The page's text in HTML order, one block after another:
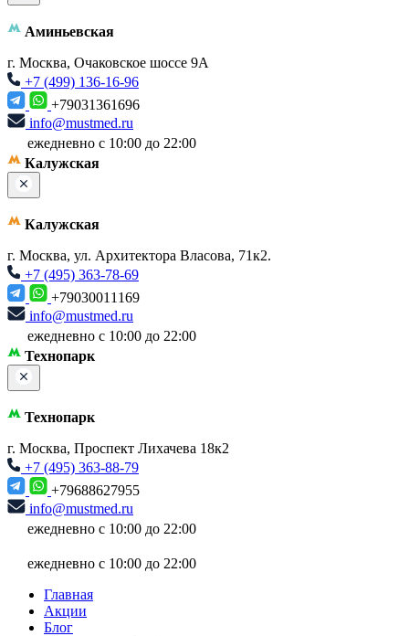
Аминьевская
г. Москва, Очаковское шоссе 9А
+7 (499) 136-16-96
+79031361696
info@mustmed.ru
ежедневно с 10:00 до 22:00
Калужская
Калужская
г. Москва, ул. Архитектора Власова, 71к2.
+7 (495) 363-78-69
+79030011169
info@mustmed.ru
ежедневно с 10:00 до 22:00
Технопарк
Технопарк
г. Москва, Проспект Лихачева 18к2
+7 (495) 363-88-79
+79688627955
info@mustmed.ru
ежедневно с 10:00 до 22:00
ежедневно с 10:00 до 22:00
Главная
Акции
Блог